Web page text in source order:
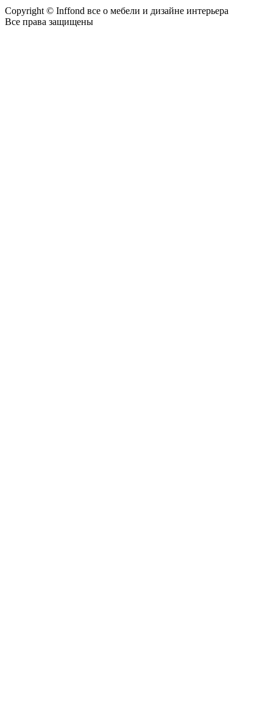
Copyright © Inffond все о мебели и дизайне интерьера
Все права защищены